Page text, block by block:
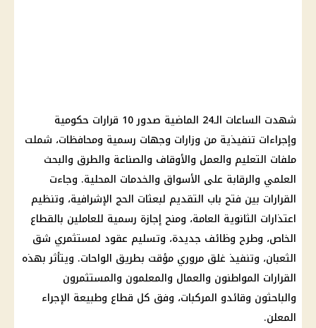
شهدت الساعات الـ24 الماضية صدور 10 قرارات حكومية
وإجراءات تنفيذية من وزارات وجهات رسمية ومحافظات، شملت
ملفات التعليم والعمل والأوقاف والصناعة والطرق والبحث
العلمي والرقابة على الأسواق والخدمات المحلية. وجاءت
القرارات بين فتح باب التقديم لبعثات الحج الإشرافية، وتنظيم
اعتذارات الثانوية العامة، ومنح إجازة رسمية للعاملين بالقطاع
الخاص، وطرح وظائف جديدة، وتسليم عقود لمستثمري شق
الثعبان، وتنفيذ غلق مروري مؤقت بطريق الواحات. ويتأثر بهذه
القرارات المواطنون والعمال والمعلمون والمستثمرون
والباحثون وقائدو المركبات، وفق كل قطاع وطبيعة الإجراء
المعلن.